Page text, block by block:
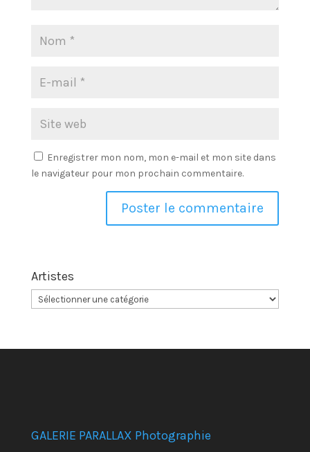
Enregistrer mon nom, mon e-mail et mon site dans
le navigateur pour mon prochain commentaire.
Artistes
GALERIE PARALLAX Photographie